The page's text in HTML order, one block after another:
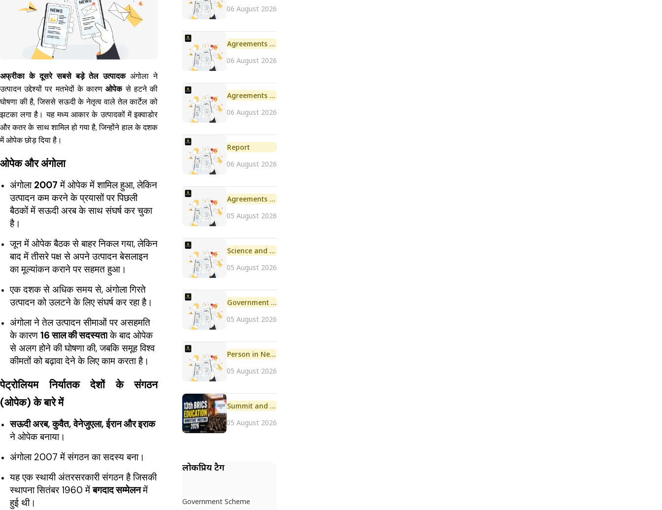
अफ्रीका के दूसरे सबसे बड़े तेल उत्पादकअंगोला ने
उत्पादन उद्देश्यों पर मतभेदों के कारणओपेक से हटने की
घोषणा की है, जिससे सऊदी के नेतृत्व वाले तेल कार्टेल को
झटका लगा है। यह मध्य आकार के उत्पादकों में इक्वाडोर
और कतर के साथ शामिल हो गया है, जिन्होंने हाल के दशक
में ओपेक छोड़ दिया है।
ओपेक और अंगोला
अंगोला 2007 में ओपेक में शामिल हुआ, लेकिन
उत्पादन कम करने के प्रयासों पर पिछली
बैठकों में सऊदी अरब के साथ संघर्ष कर चुका
है।
जून में ओपेक बैठक से बाहर निकल गया, लेकिन
बाद में तीसरे पक्ष से अपने उत्पादन बेसलाइन
का मूल्यांकन कराने पर सहमत हुआ।
एक दशक से अधिक समय से, अंगोला गिरते
उत्पादन को उलटने के लिए संघर्ष कर रहा है।
अंगोला ने तेल उत्पादन सीमाओं पर असहमति
के कारण 16 साल की सदस्यताके बाद ओपेक
से अलग होने की घोषणा की, जबकि समूह विश्व
कीमतों को बढ़ावा देने के लिए काम करता है।
पेट्रोलियम निर्यातक देशों के संगठन
(ओपेक) के बारे में
सऊदी अरब, कुवैत, वेनेजुएला, ईरान और इराक
ने ओपेक बनाया।
अंगोला 2007 में संगठन का सदस्य बना।
यह एक स्थायी अंतरसरकारी संगठन है जिसकी
स्थापना सितंबर 1960 मेंबगदाद सम्मेलनमें
हुई थी।
06 August 2026
Agreements and MoU
06 August 2026
Agreements and MoU
06 August 2026
Report
06 August 2026
Agreements and MoU
05 August 2026
Science and Technology
05 August 2026
Government Initiative
05 August 2026
Person in News
05 August 2026
Summit and Conference
05 August 2026
लोकप्रिय टैग
Government Scheme